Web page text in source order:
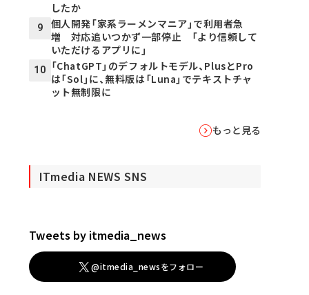
したか
9
個人開発「家系ラーメンマニア」で利用者急
増 対応追いつかず一部停止 「より信頼して
いただけるアプリに」
10
「ChatGPT」のデフォルトモデル、PlusとPro
は「Sol」に、無料版は「Luna」でテキストチャ
ット無制限に
もっと見る
ITmedia NEWS SNS
Tweets by itmedia_news
@itmedia_newsをフォロー